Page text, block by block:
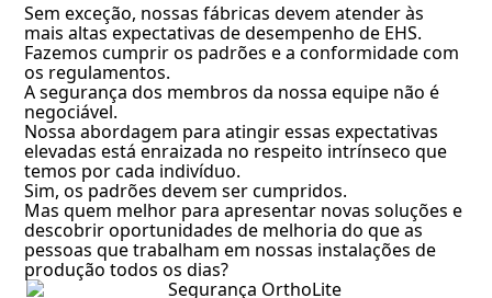
Sem exceção, nossas fábricas devem atender às
mais altas expectativas de desempenho de EHS.
Fazemos cumprir os padrões e a conformidade com
os regulamentos.
A segurança dos membros da nossa equipe não é
negociável.
Nossa abordagem para atingir essas expectativas
elevadas está enraizada no respeito intrínseco que
temos por cada indivíduo.
Sim, os padrões devem ser cumpridos.
Mas quem melhor para apresentar novas soluções e
descobrir oportunidades de melhoria do que as
pessoas que trabalham em nossas instalações de
produção todos os dias?